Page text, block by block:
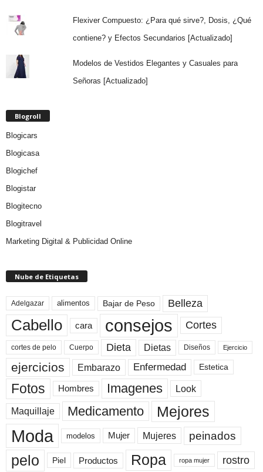
Flexiver Compuesto: ¿Para qué sirve?, Dosis, ¿Qué
contiene? y Efectos Secundarios [Actualizado]
Modelos de Vestidos Elegantes y Casuales para
Señoras [Actualizado]
Blogroll
Blogicars
Blogicasa
Blogichef
Blogistar
Blogitecno
Blogitravel
Marketing Digital & Publicidad Online
Nube de Etiquetas
Adelgazar alimentos Bajar de Peso Belleza
Cabello cara consejos Cortes
cortes de pelo Cuerpo Dieta Dietas Diseños Ejercicio
ejercicios Embarazo Enfermedad Estetica
Fotos Hombres Imagenes Look
Maquillaje Medicamento Mejores
Moda modelos Mujer Mujeres peinados
pelo Piel Productos Ropa ropa mujer rostro